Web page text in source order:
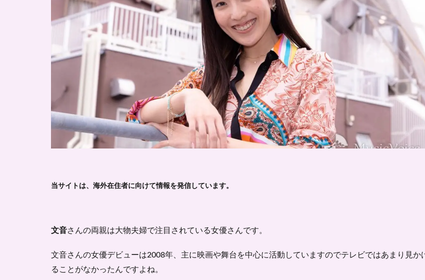
当サイトは、海外在住者に向けて情報を発信しています。
文音さんの両親は大物夫婦で注目されている女優さんです。
文音さんの女優デビューは2008年、主に映画や舞台を中心に活動していますのでテレビではあまり見か
ることがなかったんですよね。